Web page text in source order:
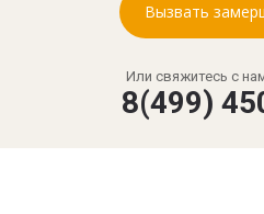
Вызвать
Или свяжитесь с
8(499)